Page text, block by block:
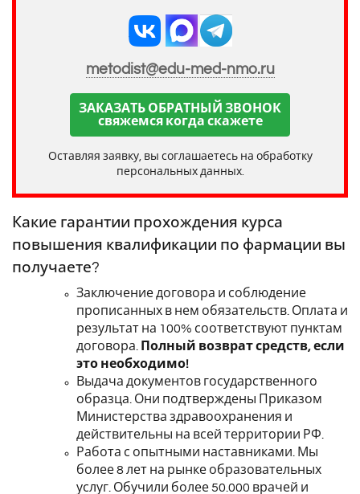
metodist@edu-med-nmo.ru
ЗАКАЗАТЬ ОБРАТНЫЙ ЗВОНОК
свяжемся когда скажете
Оставляя заявку, вы соглашаетесь на обработку
персональных данных.
Какие гарантии прохождения курса
повышения квалификации по фармации вы
получаете?
Заключение договора и соблюдение
прописанных в нем обязательств. Оплата и
результат на 100% соответствуют пунктам
договора. Полный возврат средств, если
это необходимо!
Выдача документов государственного
образца. Они подтверждены Приказом
Министерства здравоохранения и
действительны на всей территории РФ.
Работа с опытными наставниками. Мы
более 8 лет на рынке образовательных
услуг. Обучили более 50.000 врачей и